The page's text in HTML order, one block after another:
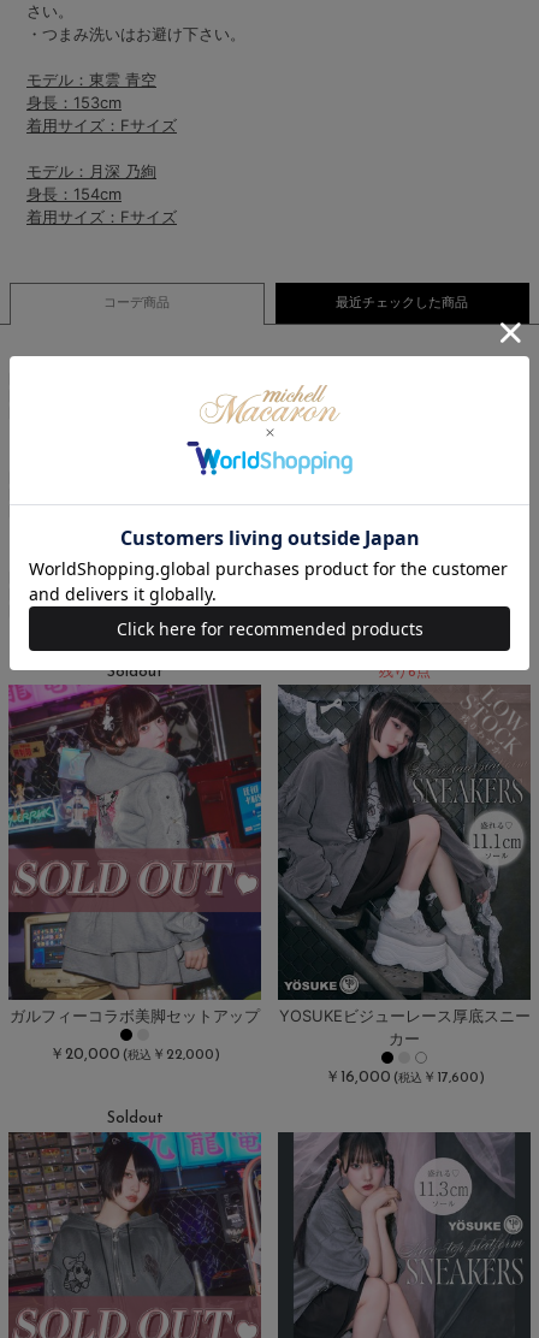
さい。
・つまみ洗いはお避け下さい。
モデル：東雲 青空
身長：153cm
着用サイズ：Fサイズ
モデル：月深 乃絢
身長：154cm
着用サイズ：Fサイズ
コーデ商品 最近チェックした商品
Soldout
ガルフィーコラボ美脚セットアップ
￥20,000 (税込 ￥22,000)
残り6点
YOSUKEビジューレース厚底スニー
カー
￥16,000 (税込 ￥17,600)
Soldout